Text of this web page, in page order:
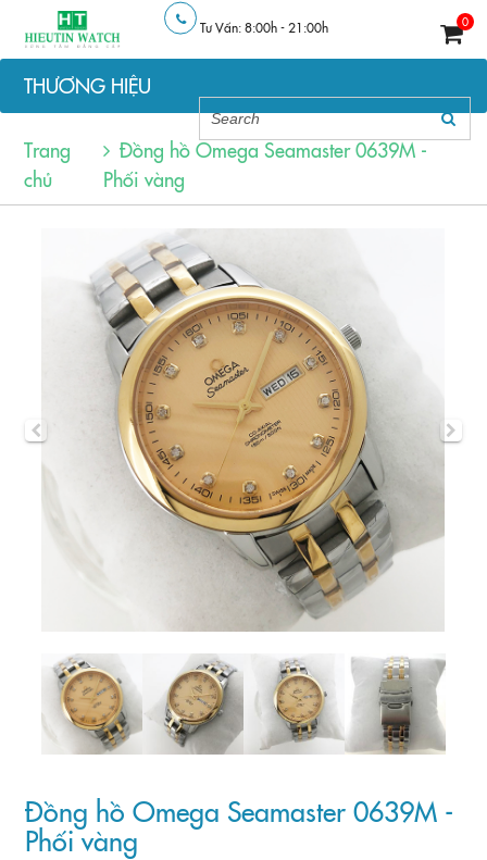
Tư Vấn: 8:00h - 21:00h 0
THƯƠNG HIỆU
Trang
chủ
Đồng hồ Omega Seamaster 0639M -
Phối vàng
Đồng hồ Omega Seamaster 0639M -
Phối vàng